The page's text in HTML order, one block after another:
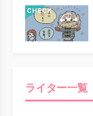
CHECK
ライター一覧